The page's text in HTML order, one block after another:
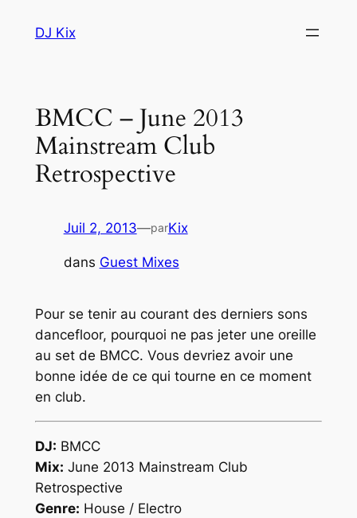
DJ Kix
BMCC – June 2013
Mainstream Club
Retrospective
Juil 2, 2013—parKix
dans Guest Mixes
Pour se tenir au courant des derniers sons
dancefloor, pourquoi ne pas jeter une oreille
au set de BMCC. Vous devriez avoir une
bonne idée de ce qui tourne en ce moment
en club.
DJ: BMCC
Mix: June 2013 Mainstream Club
Retrospective
Genre: House / Electro